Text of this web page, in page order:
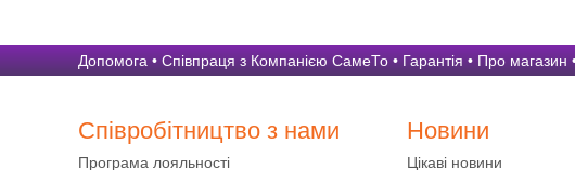
Допомога • Співпраця з Компанією СамеТо • Гарантія • Про магазин
Співробітництво з нами
Програма лояльності
Новини
Цікаві новини